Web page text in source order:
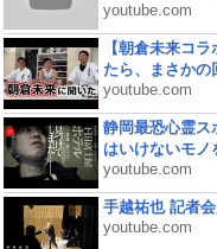
youtube.com
【朝倉未来コ
たら、まさかの
youtube.com
静岡最恐心霊ス
はいけないモノ
youtube.com
手越祐也 記者
youtube.com